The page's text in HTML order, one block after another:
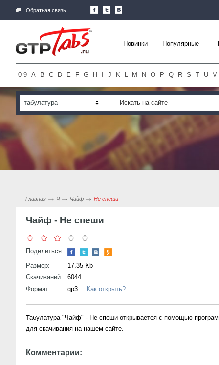
Обратная связь
Новинки Популярные
0-9 A B C D E F G H J K L M N O P Q R S T U V
табулатура
Главная Ч Чайф Не спеши
Чайф - Не спеши
Поделиться:
Размер:
17.35 Kb
Скачиваний:
6044
Формат:
gp3 Как открыть?
Табулатура "Чайф" - Не спеши открывается с помощью
для скачивания на нашем сайте.
Комментарии: